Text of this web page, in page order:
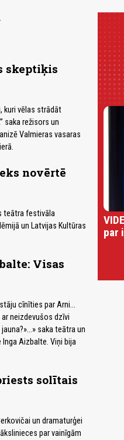
skeptiķis
kuri vēlas strādāt
saka režisors un
Valmieras vasaras
novērtē
teātra festivāla
un Latvijas Kultūras
Visas
cīnīties par Arni...
neizdevušos dzīvi
saka teātra un
Aizbalte. Viņi bija
solītais
un dramaturģei
par vainīgām
par